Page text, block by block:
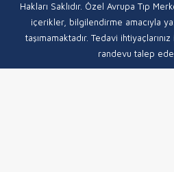
Hakları Saklıdır. Özel Avrupa Tıp
içerikler, bilgilendirme amacıyla
taşımamaktadır. Tedavi
randevu talep